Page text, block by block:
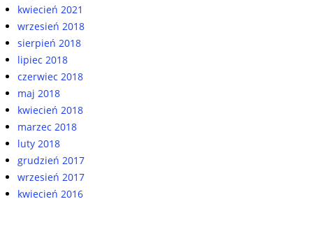
kwiecień 2021
wrzesień 2018
sierpień 2018
lipiec 2018
czerwiec 2018
maj 2018
kwiecień 2018
marzec 2018
luty 2018
grudzień 2017
wrzesień 2017
kwiecień 2016